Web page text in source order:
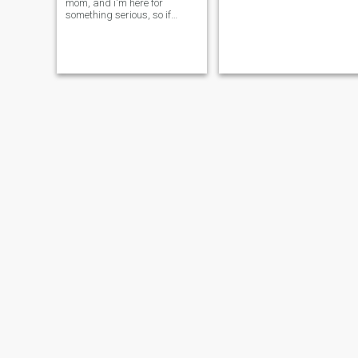
mom, and i'm here for
something serious, so if
friendly and won't bite. 😁